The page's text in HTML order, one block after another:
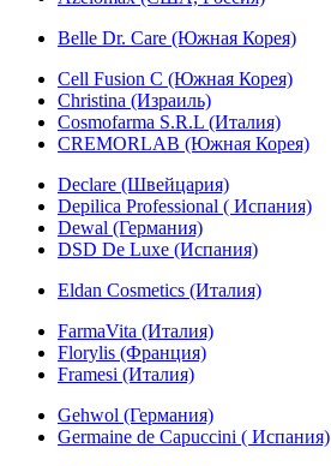
Belle Dr. Care (Южная Корея)
Cell Fusion C (Южная Корея)
Christina (Израиль)
Cosmofarma S.R.L (Италия)
CREMORLAB (Южная Корея)
Declare (Швейцария)
Depilica Professional ( Испания)
Dewal (Германия)
DSD De Luxe (Испания)
Eldan Cosmetics (Италия)
FarmaVita (Италия)
Florylis (Франция)
Framesi (Италия)
Gehwol (Германия)
Germaine de Capuccini ( Испания)